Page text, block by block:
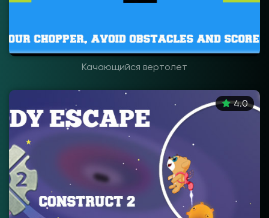
Качающийся вертолет
4.0